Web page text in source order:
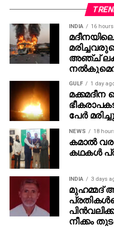
പിന്തുടർന്ന് പിടികൂടി
മൊഴിയുടെ
പൊലീസ് പിടികൂടി.
പ്രതികളുടെ
അറിയിച്ചു.
പുരോഗമിക്കുകയാണ്.
INDIA 16
അഞ്ച്
GULF 1 day
പേര്‍
NEWS 18
കമാൽ
കഥകൾ
INDIA 3 days
മുഹമ്മദ്
നീക്കം